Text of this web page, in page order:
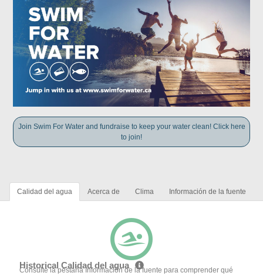
Join Swim For Water and fundraise to keep your water clean! Click here
to join!
Calidad del agua Acerca de Clima Información de la fuente
Historical Calidad del agua
Consulte la pestaña Información de la fuente para comprender qué